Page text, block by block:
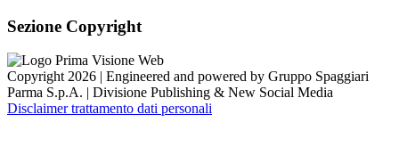
Sezione Copyright
Copyright 2026 | Engineered and powered by Gruppo Spaggiari
Parma S.p.A. | Divisione Publishing & New Social Media
Disclaimer trattamento dati personali